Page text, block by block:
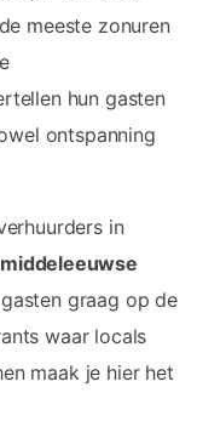
meeste zonuren
hun gasten
ontspanning
in
middeleeuwse
graag op de
waar locals
maak je hier het